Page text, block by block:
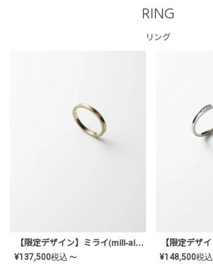
RING
リング
【限定デザイン】ミライ(mill-ai)リング
¥137,500税込 〜 ¥148,500税込